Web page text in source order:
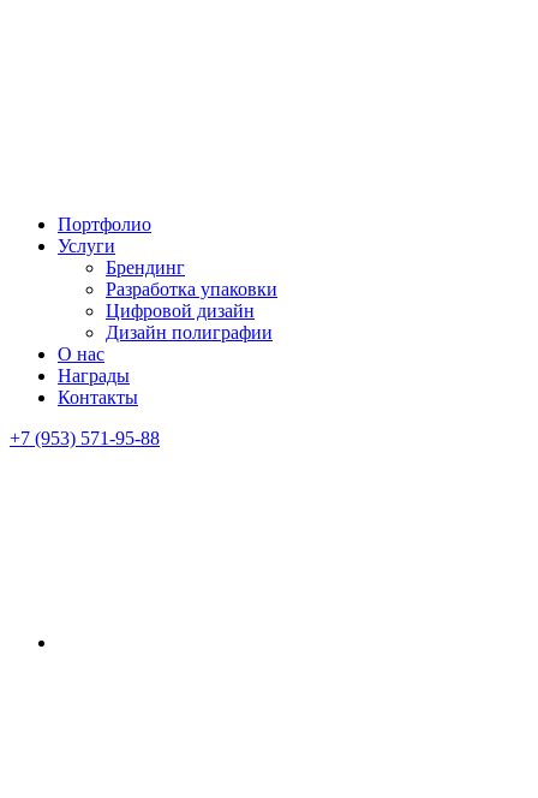
Портфолио
Услуги
Брендинг
Разработка упаковки
Цифровой дизайн
Дизайн полиграфии
О нас
Награды
Контакты
+7 (953) 571-95-88